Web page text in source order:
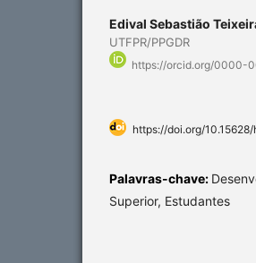
Edival Sebastião
UTFPR/PPGDR
https://orcid.org/0000-
https://doi.org/
Palavras-chave:
Superior, Estudantes